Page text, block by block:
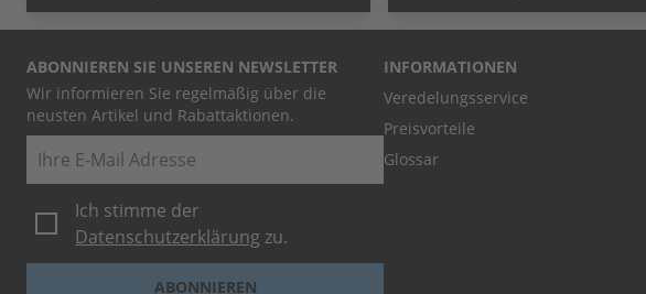
ABONNIEREN SIE UNSEREN NEWSLETTER
Wir informieren Sie regelmäßig über die
neusten Artikel und Rabattaktionen.
E-Mail
Ich stimme der
Datenschutzerklärung zu.
ABONNIEREN
INFORMATIONEN
Veredelungsservice
Preisvorteile
Glossar